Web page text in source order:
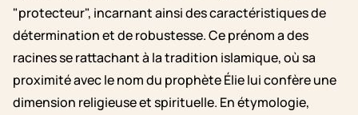
"protecteur", incarnant ainsi des caractéristiques de
détermination et de robustesse. Ce prénom a des
racines se rattachant à la tradition islamique, où sa
proximité avec le nom du prophète Élie lui confère une
dimension religieuse et spirituelle. En étymologie,